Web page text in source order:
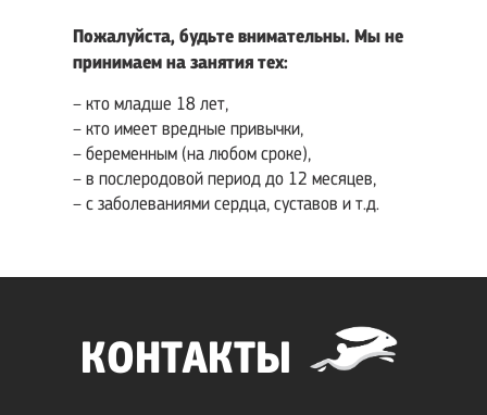
Пожалуйста, будьте внимательны. Мы не
принимаем на занятия тех:
– кто младше 18 лет,
– кто имеет вредные привычки,
– беременным (на любом сроке),
– в послеродовой период до 12 месяцев,
– с заболеваниями сердца, суставов и т.д.
КОНТАКТЫ